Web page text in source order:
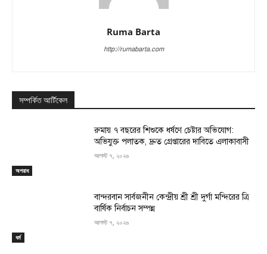
Ruma Barta
http://rumabarta.com
সম্পর্কিত আর্টিকেল
অপরাধ
রুমায় ৭ বছরের শিশুকে ধর্ষণে চেষ্টার অভিযোগ:
অভিযুক্ত পলাতক, দ্রুত গ্রেপ্তারের দাবিতে এলাকাবাসী
আগস্ট ৭, ২০২৬
ধর্ম
বান্দরবান সার্বজনীন কেন্দ্রীয় শ্রী শ্রী দুর্গা মন্দিরের ত্রি
বার্ষিক নির্বাচন সম্পন্ন
আগস্ট ৭, ২০২৬